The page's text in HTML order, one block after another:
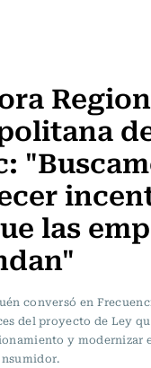
las
conversó en
del proyecto de Ley
y modernizar